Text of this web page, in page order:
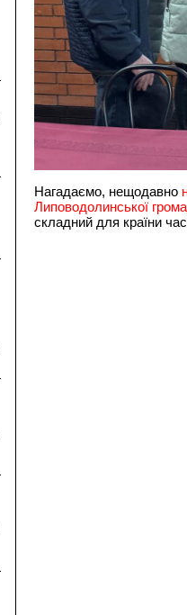
Нагадаємо, нещодавно
Липоводолинської
складний для країни